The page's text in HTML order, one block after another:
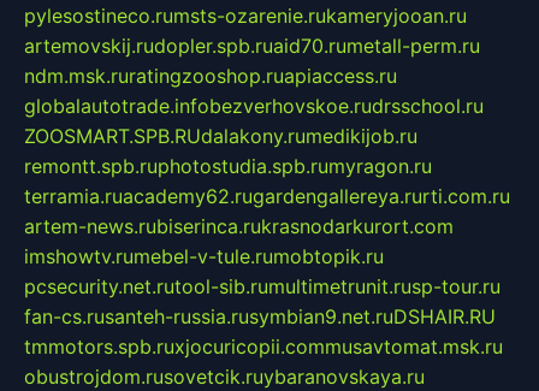
pylesostineco.rumsts-ozarenie.rukameryjooan.ru
artemovskij.rudopler.spb.ruaid70.rumetall-perm.ru
ndm.msk.ruratingzooshop.ruapiaccess.ru
globalautotrade.infobezverhovskoe.rudrsschool.ru
ZOOSMART.SPB.RUdalakony.rumedikijob.ru
remontt.spb.ruphotostudia.spb.rumyragon.ru
terramia.ruacademy62.rugardengallereya.rurti.com.ru
artem-news.rubiserinca.rukrasnodarkurort.com
imshowtv.rumebel-v-tule.rumobtopik.ru
pcsecurity.net.rutool-sib.rumultimetrunit.rusp-tour.ru
fan-cs.rusanteh-russia.rusymbian9.net.ruDSHAIR.RU
tmmotors.spb.ruxjocuricopii.commusavtomat.msk.ru
obustrojdom.rusovetcik.ruybaranovskaya.ru